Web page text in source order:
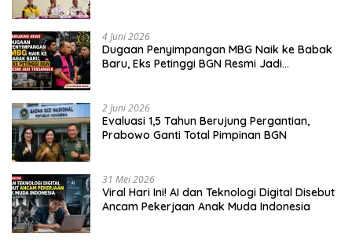
4 Juni 2026
Dugaan Penyimpangan MBG Naik ke Babak
Baru, Eks Petinggi BGN Resmi Jadi
2 Juni 2026
Evaluasi 1,5 Tahun Berujung Pergantian,
Prabowo Ganti Total Pimpinan BGN
31 Mei 2026
Viral Hari Ini! AI dan Teknologi Digital Disebut
Ancam Pekerjaan Anak Muda Indonesia